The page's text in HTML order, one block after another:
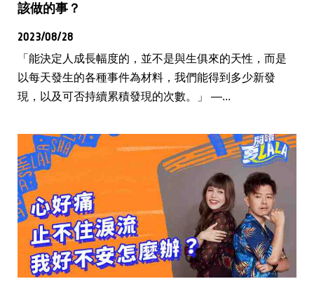
該做的事？
2023/08/28
「能決定人成長幅度的，並不是與生俱來的天性，而是
以每天發生的各種事件為材料，我們能得到多少新發
現，以及可否持續累積發現的次數。」 —...